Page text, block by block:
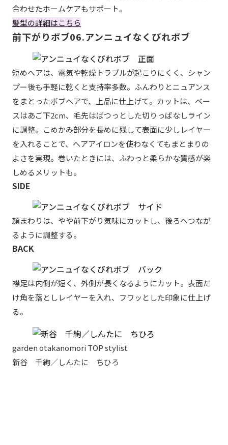
合わせたホームケアもサポート。
髪型の詳細はこちら
前下がりボブ06.アンニュイなくびれボブ
短めへアは、電気や乾燥トラブルが起こりにくく、シャン
プー後も手軽に乾くと支持率多数。ふんわりとニュアンス
をまとったボブへアで、上品に仕上げて。カットは、ベー
スはあご下2cm、毛先はぱつっとした切りっぱなしライン
に調整。こめかみ部分を長めに残して表面に少しレイヤー
を入れることで、へアアイロンを使わなくてもまとまりの
よさを実現。巻いたときには、ふわっと柔らかな質感が楽
しめるメリットも。
SIDE
顔まわりは、やや前下がり気味にカットし、後ろへつなが
るように調整する。
BACK
襟足は内側が短く、外側が長くなるようにカット。表面だ
け角を落としレイヤーを入れ、フワッとした印象に仕上げ
る。
garden otakanomori TOP stylist
新谷 千絢／しんたに ちひろ